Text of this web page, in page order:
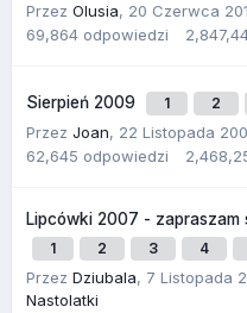
Przez Olusia, 20 Czerwca
69,864 odpowiedzi
Sierpień 2009 1 2
Przez Joan, 22 Listopada
62,645 odpowiedzi
Lipcówki 2007 - zapraszam
1 2 3 4
Przez Dziubala, 7 Listopada
Nastolatki